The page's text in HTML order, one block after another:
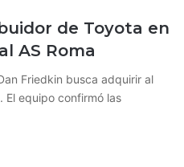
de Toyota en
AS Roma
Friedkin busca adquirir al
El equipo confirmó las